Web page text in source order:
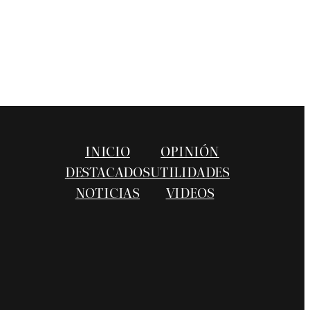
INICIO
DESTACADOS
NOTICIAS
OPINIÓN
UTILIDADES
VIDEOS